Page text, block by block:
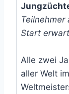
Teilnehmer
Start
Alle zwei
aller Welt